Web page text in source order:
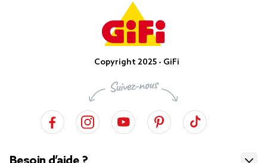
Copyright 2025 - GiFi